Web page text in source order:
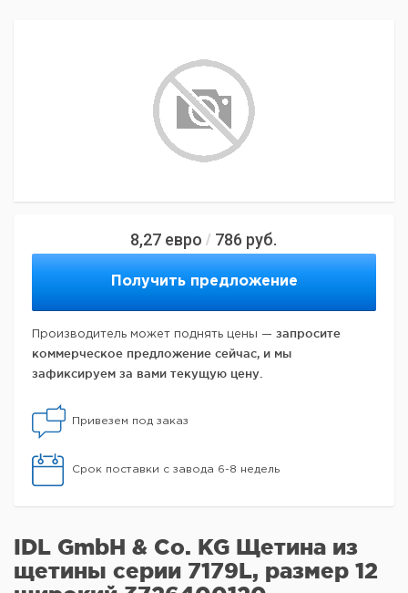
8,27 евро / 786 руб.
Получить предложение
Производитель может поднять цены — запросите
коммерческое предложение сейчас, и мы
зафиксируем за вами текущую цену.
Привезем под заказ
Срок поставки с завода 6-8 недель
IDL GmbH & Co. KG Щетина из
щетины серии 7179L, размер 12